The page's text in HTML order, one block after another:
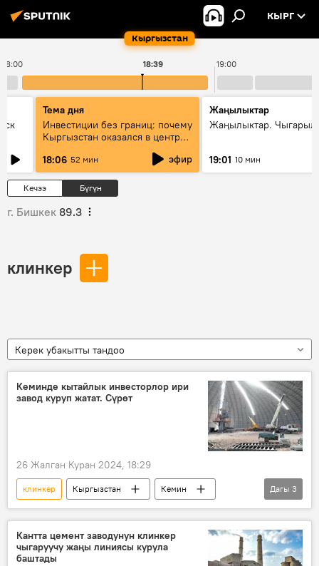
Кыргызстан
КЫРГ
18:00 19:00
18:39
Тема дня
Инвестиции без границ: почему
Кыргызстан оказался в центре
18:06 52 мин эфир
Жаңылыктар
Жаңылыктар.
19:01 10 мин
Кечээ Бүгүн
г. Бишкек 89.3
клинкер
Керек убакытты тандоо
Кеминде кытайлык инвесторлор ири
завод куруп жатат. Сүрөт
26 Жалган Куран 2024, 18:29
клинкер Кыргызстан
Кемин
завод
Акылбек Жапаров Сүрөт
Дагы 3
Кантта цемент заводунун клинкер
чыгаруучу жаңы линиясы курула
баштады